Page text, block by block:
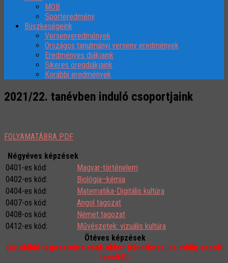
MOB
Sporteredmény
Büszkeségeink
Versenyeredmények
Országos tanulmányi verseny eredmények
Eredményes diákjaink
Sikeres öregdiákjaink
Korábbi eredmények
2021/22. tanévben induló csoportjaink
FOLYAMATÁBRA PDF
Négyéves képzések
0401-es kód:
Magyar-történelem
0402-es kód:
Biológia–kémia
0404-es kód:
Matematika-Digitális kultúra
0407-os kód:
Angol tagozat
0408-os kód:
Német tagozat
0412-es kód:
Művészetek: vizuális kultúra
Ötéves képzések
(az alábbi tagozatokra csak akkor jelentkezz, ha eddig angolt
tanultál)